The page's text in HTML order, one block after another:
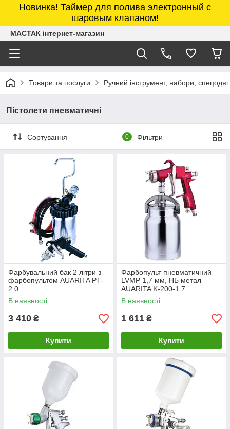
Новинка! Таймер для полива электронный с
шаровым клапаном!
МАСТАК інтернет-магазин
Товари та послуги Ручний інструмент, набори, спецодяг
Пістолети пневматичні
Сортування 0 Фільтри
Фарбувальний бак 2 літри з
фарбопультом AUARITA PT-
2.0
В наявності
3 410 ₴
Купити
Фарбопульт пневматичний
LVMP 1,7 мм, НБ метал
AUARITA K-200-1.7
В наявності
1 611 ₴
Купити